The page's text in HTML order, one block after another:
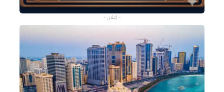
- إعلان -